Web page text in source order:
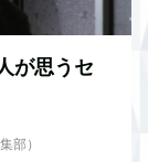
が思うセ
部）